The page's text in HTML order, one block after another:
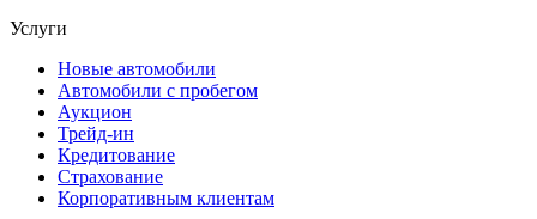
Услуги
Новые автомобили
Автомобили с пробегом
Аукцион
Трейд-ин
Кредитование
Страхование
Корпоративным клиентам